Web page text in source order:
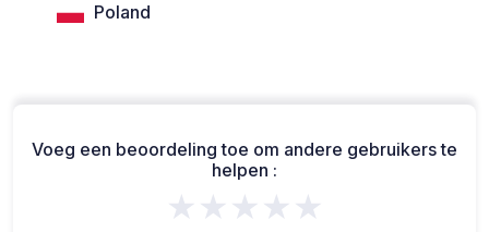
Poland
Voeg een beoordeling toe om andere gebruikers te
helpen :
★★★★★